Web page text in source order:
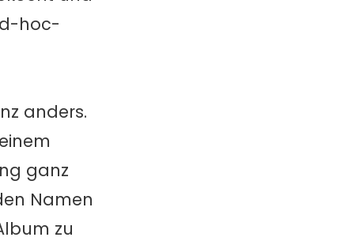
hoc-
anders.
ganz
Namen
zu